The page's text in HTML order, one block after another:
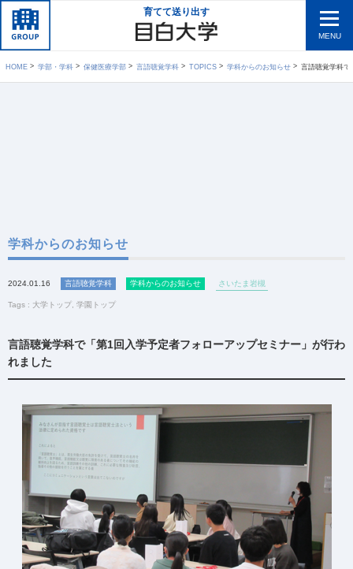
育てて送り出す
MENU
HOME 学部・学科 保健医療学部 言語聴覚学科 TOPICS 学科からのお知らせ 言語聴覚学科で
学科からのお知らせ
2024.01.16 言語聴覚学科 学科からのお知らせ さいたま岩槻
Tags : 大学トップ 学園トップ
言語聴覚学科で「第1回入学予定者フォローアップセミナー」が行わ
れました